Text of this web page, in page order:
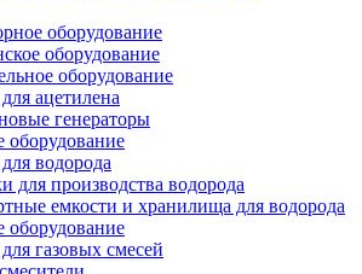
оборудование
оборудование
оборудование
ацетилена
генераторы
оборудование
водорода
для производства водорода
емкости и хранилища для водорода
оборудование
газовых смесей